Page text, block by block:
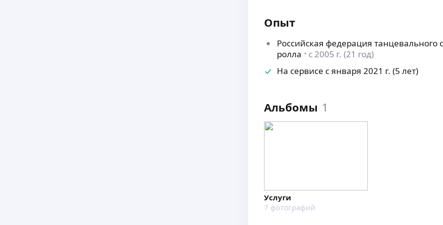
Опыт
Российская федерация танцевального
ролла
с 2005 г. (21 год)
На сервисе с января 2021 г. (5 лет)
Альбомы 1
Услуги
7 фотографий